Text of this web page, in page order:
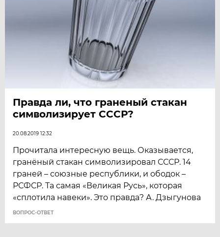
Правда ли, что граненый стакан
символизирует СССР?
20.08.2019 12:32
Прочитала интересную вещь. Оказывается,
гранёный стакан символизировал СССР. 14
граней – союзные республики, и ободок –
РСФСР. Та самая «Великая Русь», которая
«сплотила навеки». Это правда? А. Дзыгунова
ВОПРОС-ОТВЕТ